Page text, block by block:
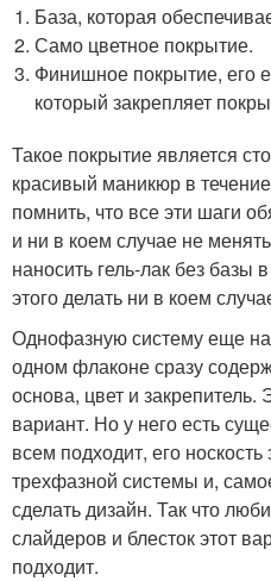
База, которая
Само цветное покрытие.
Финишное покрытие, его
который закрепляет
Такое покрытие является
красивый маникюр в
помнить, что все эти шаги
и ни в коем случае не
наносить гель-лак без базы
этого делать ни в коем
Однофазную систему еще
одном флаконе сразу
основа, цвет и закрепитель.
вариант. Но у него есть
всем подходит, его
трехфазной системы и,
сделать дизайн. Так что
слайдеров и блесток этот
подходит.